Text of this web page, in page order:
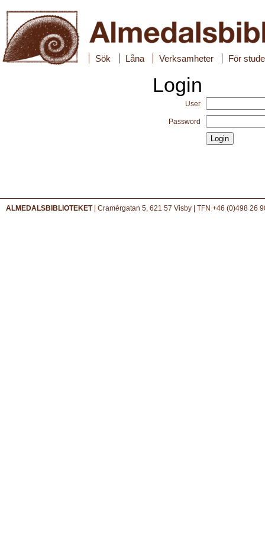
Sök Låna Verksamheter För
Login
User
Password
ALMEDALSBIBLIOTEKET| Cramérgatan 5, 621 57 Visby | TFN +46 (0)498 26